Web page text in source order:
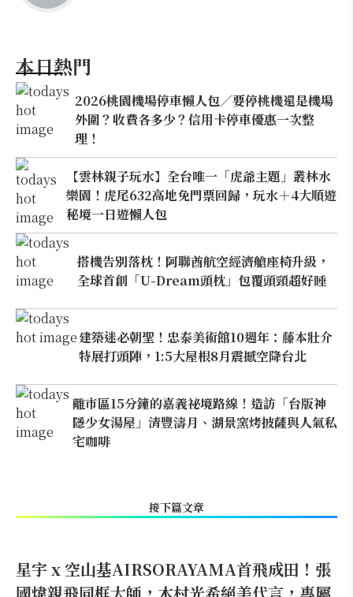
本日熱門
2026桃園機場停車懶人包／要停桃機還是機場
外圍？收費各多少？信用卡停車優惠一次整
理！
【雲林親子玩水】全台唯一「虎爺主題」叢林水
樂園！虎尾632高地免門票回歸，玩水＋4大順遊
秘境一日遊懶人包
搭機告別落枕！阿聯酋航空經濟艙座椅升級，
全球首創「U-Dream頭枕」包覆頭頸超好睡
建築迷必朝聖！忠泰美術館10週年：藤本壯介
特展打頭陣，1:5大屋根8月震撼空降台北
離市區15分鐘的嘉義祕境路線！造訪「台版神
隱少女湯屋」清豐濤月、湖景窯烤披薩與人氣私
宅咖啡
接下篇文章
星宇 x 空山基AIRSORAYAMA首飛成田！張